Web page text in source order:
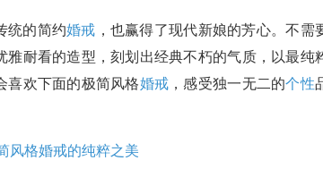
统的简约婚戒 ，也赢得了现代新娘的芳心。不需
雅耐看的造型，刻划出经典不朽的气质，以最纯
喜欢下面的极简风格婚戒 ，感受独一无二的个性